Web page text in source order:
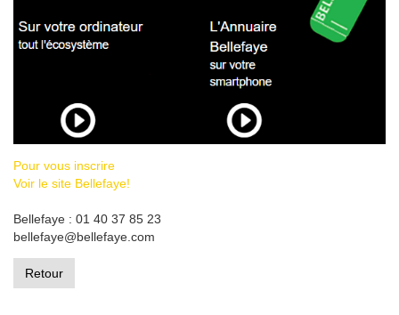
Pour vous inscrire
Voir le site Bellefaye!
Bellefaye : 01 40 37 85 23
bellefaye@bellefaye.com
Retour